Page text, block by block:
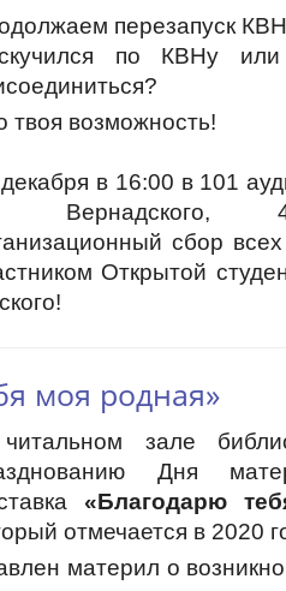
перезапуск
по КВНу
твоя возможность!
в 16:00 в 101
Вернадского,
сбор
Открытой
моя родная»
зале
Дня
«Благодарю
отмечается в 2020
материл о